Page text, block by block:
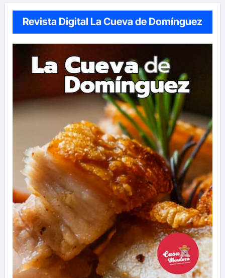
Revista Digital La Cueva de Domínguez